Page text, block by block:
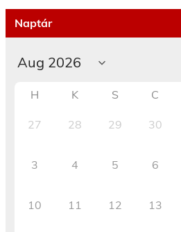
Naptár
H K S C
27 28 29 30
3 4 5 6
10 11 12 13